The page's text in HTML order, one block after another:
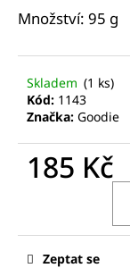
Množství: 95 g
Skladem (1 ks)
Kód: 1143
Značka: Goodie
185 Kč
Zeptat se
D
o
p
u